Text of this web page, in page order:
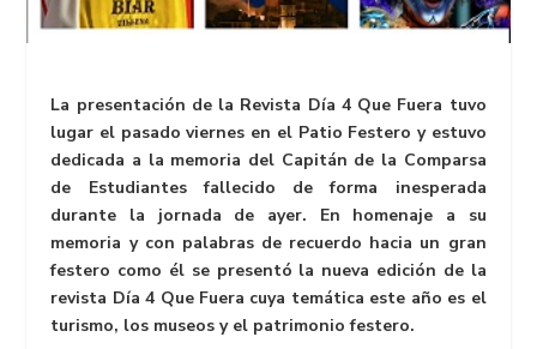
La presentación de la Revista Día 4 Que Fuera tuvo
lugar el pasado viernes en el Patio Festero y estuvo
dedicada a la memoria del Capitán de la Comparsa
de Estudiantes fallecido de forma inesperada
durante la jornada de ayer. En homenaje a su
memoria y con palabras de recuerdo hacia un gran
festero como él se presentó la nueva edición de la
revista Día 4 Que Fuera cuya temática este año es el
turismo, los museos y el patrimonio festero.